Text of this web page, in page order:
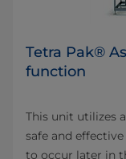
Tetra Pak®
function
This unit utilizes
safe and
to occur later in